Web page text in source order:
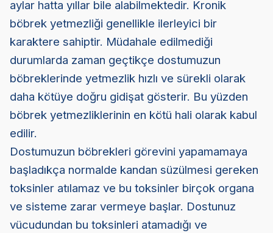
aylar hatta yıllar bile alabilmektedir. Kronik
böbrek yetmezliği genellikle ilerleyici bir
karaktere sahiptir. Müdahale edilmediği
durumlarda zaman geçtikçe dostumuzun
böbreklerinde yetmezlik hızlı ve sürekli olarak
daha kötüye doğru gidişat gösterir. Bu yüzden
böbrek yetmezliklerinin en kötü hali olarak kabul
edilir.
Dostumuzun böbrekleri görevini yapamamaya
başladıkça normalde kandan süzülmesi gereken
toksinler atılamaz ve bu toksinler birçok organa
ve sisteme zarar vermeye başlar. Dostunuz
vücudundan bu toksinleri atamadığı ve